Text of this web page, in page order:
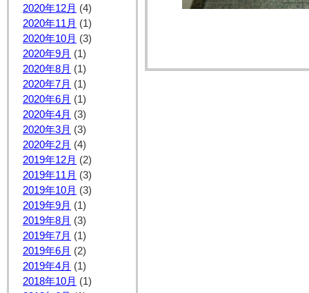
2020年12月 (4)
2020年11月 (1)
2020年10月 (3)
2020年9月 (1)
2020年8月 (1)
2020年7月 (1)
2020年6月 (1)
2020年4月 (3)
2020年3月 (3)
2020年2月 (4)
2019年12月 (2)
2019年11月 (3)
2019年10月 (3)
2019年9月 (1)
2019年8月 (3)
2019年7月 (1)
2019年6月 (2)
2019年4月 (1)
2018年10月 (1)